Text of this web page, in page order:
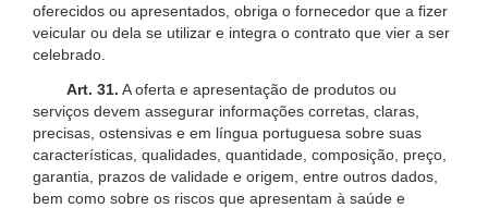
oferecidos ou apresentados, obriga o fornecedor que a fizer
veicular ou dela se utilizar e integra o contrato que vier a ser
celebrado.
Art. 31. A oferta e apresentação de produtos ou
serviços devem assegurar informações corretas, claras,
precisas, ostensivas e em língua portuguesa sobre suas
características, qualidades, quantidade, composição, preço,
garantia, prazos de validade e origem, entre outros dados,
bem como sobre os riscos que apresentam à saúde e